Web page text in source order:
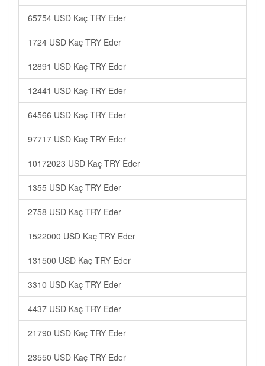
65754 USD Kaç TRY Eder
1724 USD Kaç TRY Eder
12891 USD Kaç TRY Eder
12441 USD Kaç TRY Eder
64566 USD Kaç TRY Eder
97717 USD Kaç TRY Eder
10172023 USD Kaç TRY Eder
1355 USD Kaç TRY Eder
2758 USD Kaç TRY Eder
1522000 USD Kaç TRY Eder
131500 USD Kaç TRY Eder
3310 USD Kaç TRY Eder
4437 USD Kaç TRY Eder
21790 USD Kaç TRY Eder
23550 USD Kaç TRY Eder